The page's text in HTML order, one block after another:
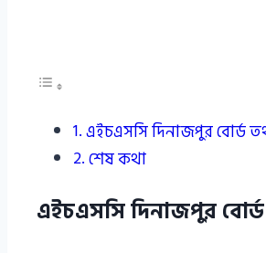
এইচএসসি দিনাজপুর বোর্ড
শেষ কথা
এইচএসসি দিনাজপুর